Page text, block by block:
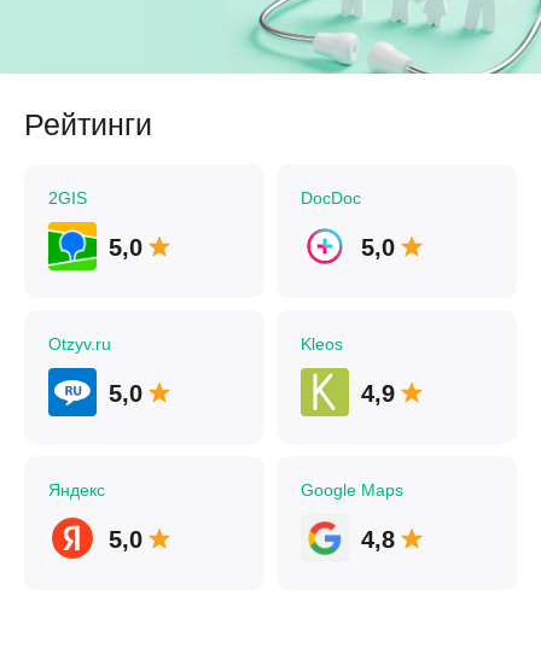
Рейтинги
2GIS
5,0
DocDoc
5,0
Otzyv.ru
5,0
Kleos
4,9
Яндекс
5,0
Google Maps
4,8